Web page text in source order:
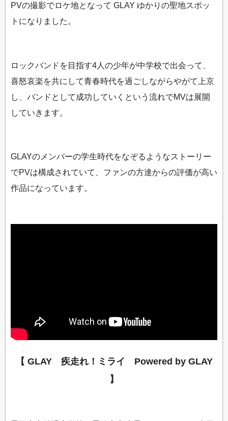
PVの撮影でロケ地となって GLAY ゆかりの聖地スポッ
トになりました。
ロックバンドを目指す4人の少年が中学校で出会って、
喜怒哀楽を共にして青春時代を過ごしながらやがて上京
し、バンドとして成功していくという流れでMVは展開
していきます。
GLAYのメンバーの学生時代をなぞるようなストーリー
でPVは構成されていて、ファンの方達からの評価が高い
作品になっています。
【 GLAY 疾走れ！ミライ Powered by GLAY
】